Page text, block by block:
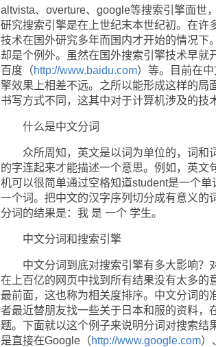
altvista、overture、google等搜索引擎面世
研究搜索引擎是在上世纪末本世纪初。在许
技术在国外研究多年而国内才开始的情况下
却是个例外。虽然在国外搜索引擎技术早
百度（http://www.baidu.com）等。目前在
擎效果上相差不远。之所以能形成这样的
书写方式不同，这其中对于计算机涉及的技
什么是中文分词
众所周知，英文是以词为单位的，词和
的字连起来才能描述一个意思。例如，英文
机可以很简单通过空格知道student是一个单
一个词。把中文的汉字序列切分成有意义的
分词的结果是：我 是 一个 学生。
中文分词和搜索引擎
中文分词到底对搜索引擎有多大影响？
在上百亿的网页中找到所有结果没有太多的
最前面，这也称为相关度排序。中文分词的
者最近替朋友找一些关于日本和服的资料，
题。下面就以这个例子来说明分词对搜索结
是直接在Google（http://www.google.com）